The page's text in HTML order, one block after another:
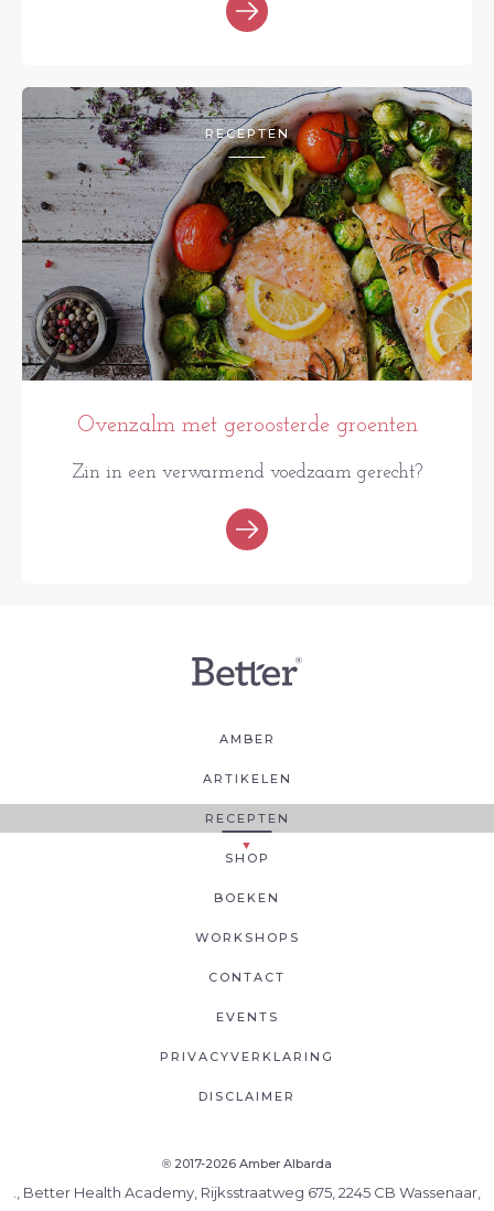
RECEPTEN
Ovenzalm met geroosterde groenten
Zin in een verwarmend voedzaam gerecht?
AMBER
ARTIKELEN
RECEPTEN
SHOP
BOEKEN
WORKSHOPS
CONTACT
EVENTS
PRIVACYVERKLARING
DISCLAIMER
® 2017-2026 Amber Albarda
., Better Health Academy, Rijksstraatweg 675, 2245 CB Wassenaar,